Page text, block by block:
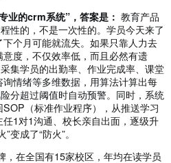
业的crm系统”，答案是： 教育产品
性的，不是一次性的。学员今天来了
个月可能就流失。如果只靠人力去
度，不仅效率低，而且必然有遗
集学员的出勤率、作业完成率、课堂
情绪等多维数据，用算法计算出每
分超过阈值时自动预警。同时，系统
（标准作业程序），从推送学习
1对1沟通、校长亲自出面，逐级升
变成了“防火”。
，在全国有15家校区，年均在读学员